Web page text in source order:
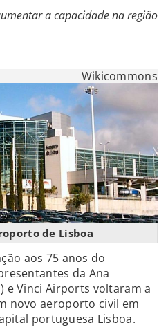
a capacidade na região
Wikicommons
de Lisboa
aos 75 anos do
da Ana
e Vinci Airports voltaram a
novo aeroporto civil em
portuguesa Lisboa.